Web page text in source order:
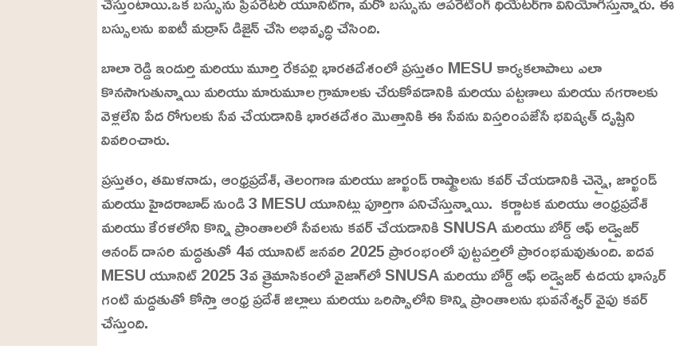
బస్సులను ఐఐటీ మద్రాస్ డిజైన్ చేసి అభివృద్ధి చేసింది.
బాలా రెడ్డి ఇందుర్తి మరియు మూర్తి రేకపల్లి భారతదేశంలో ప్రస్తుతం MESU కార్యకలాపాలు ఎలా
కొనసాగుతున్నాయి మరియు మారుమూల గ్రామాలకు చేరుకోవడానికి మరియు పట్టణాలు మరియు నగరాలకు
వెళ్లలేని పేద రోగులకు సేవ చేయడానికి భారతదేశం మొత్తానికి ఈ సేవను విస్తరింపజేసే భవిష్యత్ దృష్టిని
వివరించారు.
ప్రస్తుతం, తమిళనాడు, ఆంధ్రప్రదేశ్, తెలంగాణ మరియు జార్ఖండ్ రాష్ట్రాలను కవర్ చేయడానికి చెన్నై, జార్ఖండ్
మరియు హైదరాబాద్ నుండి 3 MESU యూనిట్లు పూర్తిగా పనిచేస్తున్నాయి. కర్ణాటక మరియు ఆంధ్రప్రదేశ్
మరియు కేరళలోని కొన్ని ప్రాంతాలలో సేవలను కవర్ చేయడానికి SNUSA మరియు బోర్డ్ ఆఫ్ అడ్వైజర్
ఆనంద్ దాసరి మద్దతుతో 4వ యూనిట్ జనవరి 2025 ప్రారంభంలో పుట్టపర్తిలో ప్రారంభమవుతుంది. ఐదవ
MESU యూనిట్ 2025 3వ త్రైమాసికంలో వైజాగ్‌లో SNUSA మరియు బోర్డ్ ఆఫ్ అడ్వైజర్ ఉదయ భాస్కర్
గంటి మద్దతుతో కోస్తా ఆంధ్ర ప్రదేశ్ జిల్లాలు మరియు ఒరిస్సాలోని కొన్ని ప్రాంతాలను భువనేశ్వర్ వైపు కవర్
చేస్తుంది.